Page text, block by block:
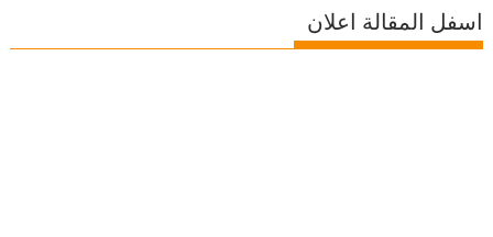
اسفل المقالة اعلان